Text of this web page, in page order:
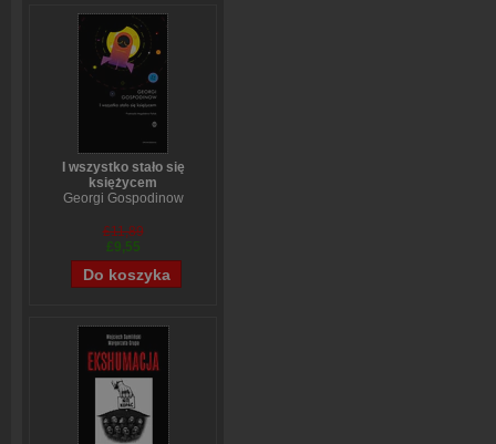
I wszystko stało się
księżycem
Georgi Gospodinow
£11,89
£9,55